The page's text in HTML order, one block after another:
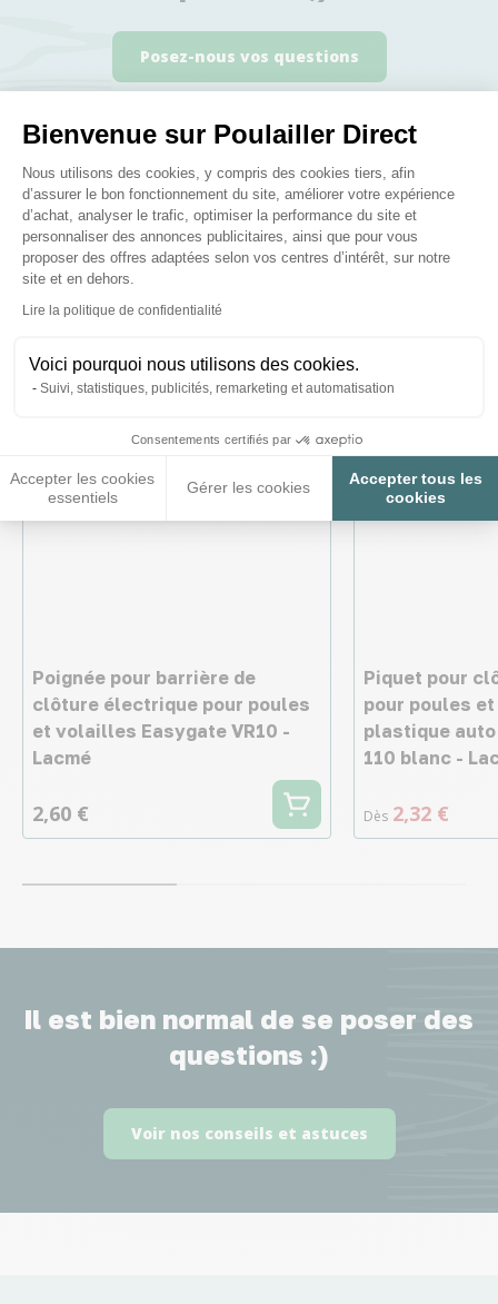
Bienvenue sur Poulailler Direct
Plateforme de Gestion du
Nous utilisons des cookies, y compris des cookies tiers, afin
d’assurer le bon fonctionnement du site, améliorer votre expérience
d’achat, analyser le trafic, optimiser la performance du site et
personnaliser des annonces publicitaires, ainsi que pour vous
proposer des offres adaptées selon vos centres d’intérêt, sur notre
site et en dehors.
Lire la politique de confidentialité
Voici pourquoi nous utilisons des cookies.
Suivi, statistiques, publicités, remarketing et automatisation
Consentements certifiés par
Accepter les cookies
essentiels
Gérer les cookies
Accepter tous les
cookies
Axeptio consent
Posez-nous vos questions
Ces produits peuvent vous
intéresser
Poignée pour barrière de
clôture électrique pour poules
et volailles Easygate VR10 -
Lacmé
2,60 €
Piquet pour
pour poules
plastique
110 blanc -
Dès 2,32 €
Il est bien normal de se poser des
questions :)
Voir nos conseils et astuces